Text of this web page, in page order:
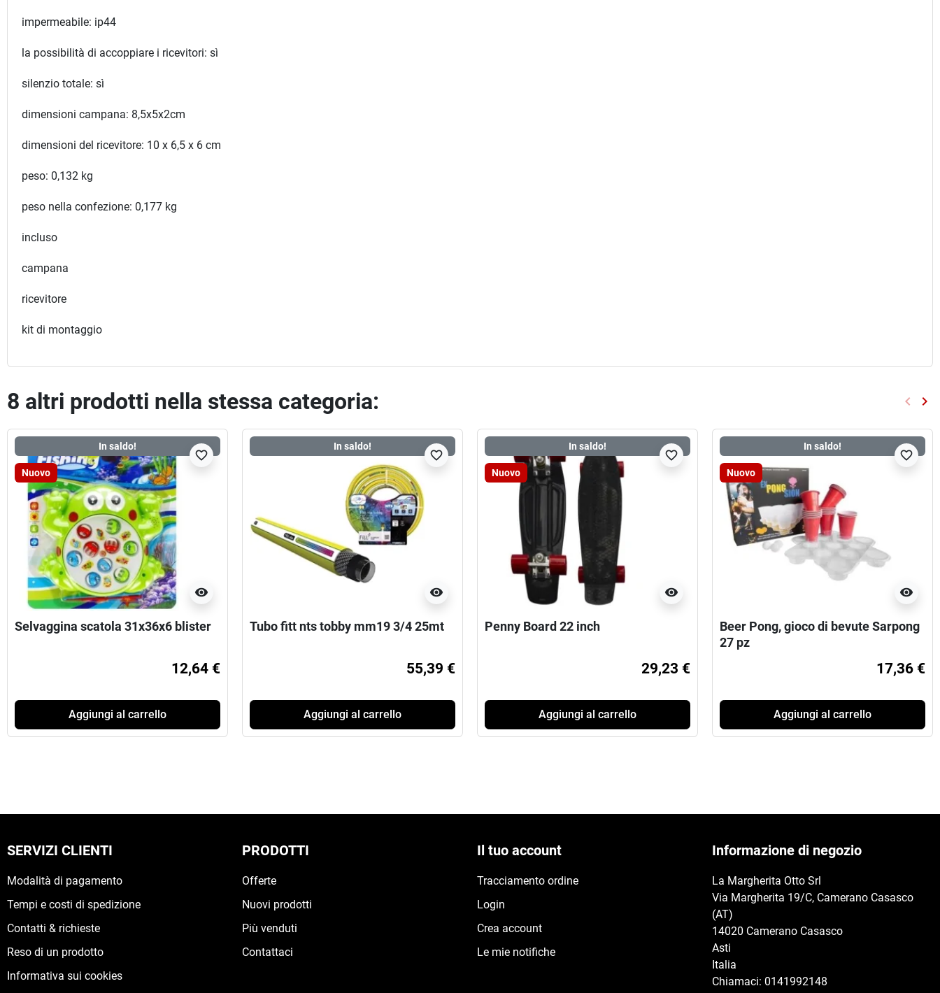
impermeabile: ip44
la possibilità di accoppiare i ricevitori: sì
silenzio totale: sì
dimensioni campana: 8,5x5x2cm
dimensioni del ricevitore: 10 x 6,5 x 6 cm
peso: 0,132 kg
peso nella confezione: 0,177 kg
incluso
campana
ricevitore
kit di montaggio
8 altri prodotti nella stessa categoria: keyboard_arrow_left keyboard_arrow_right
In saldo!
Nuovo
visibility
favorite_border
Selvaggina scatola 31x36x6 blister
12,64 €
Aggiungi al carrello
In saldo!
visibility
favorite_border
Tubo fitt nts tobby mm19 3/4 25mt
55,39 €
Aggiungi al carrello
In saldo!
Nuovo
visibility
favorite_border
Penny Board 22 inch
29,23 €
Aggiungi al carrello
In saldo!
Nuovo
visibility
favorite_border
Beer Pong, gioco di bevute Sarpong
27 pz
17,36 €
Aggiungi al carrello
SERVIZI CLIENTI
Modalità di pagamento
Tempi e costi di spedizione
Contatti & richieste
Reso di un prodotto
Informativa sui cookies
PRODOTTI
Offerte
Nuovi prodotti
Più venduti
Contattaci
Il tuo account
Tracciamento ordine
Login
Crea account
Le mie notifiche
Informazione di negozio
La Margherita Otto Srl
Via Margherita 19/C, Camerano Casasco
(AT)
14020 Camerano Casasco
Asti
Italia
Chiamaci: 0141992148